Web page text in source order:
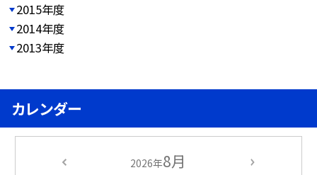
2015年度
2014年度
2013年度
カレンダー
2026年8月